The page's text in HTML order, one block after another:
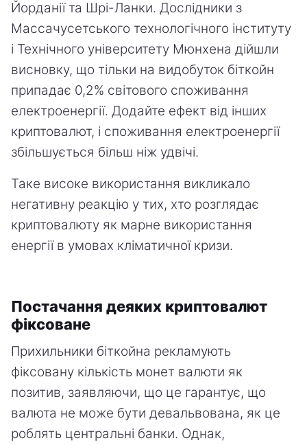
Йорданії та Шрі-Ланки. Дослідники з
Массачусетського технологічного інституту
і Технічного університету Мюнхена дійшли
висновку, що тільки на видобуток біткойн
припадає 0,2% світового споживання
електроенергії. Додайте ефект від інших
криптовалют, і споживання електроенергії
збільшується більш ніж удвічі.
Таке високе використання викликало
негативну реакцію у тих, хто розглядає
криптовалюту як марне використання
енергії в умовах кліматичної кризи.
Постачання деяких криптовалют
фіксоване
Прихильники біткойна рекламують
фіксовану кількість монет валюти як
позитив, заявляючи, що це гарантує, що
валюта не може бути девальвована, як це
роблять центральні банки. Однак,